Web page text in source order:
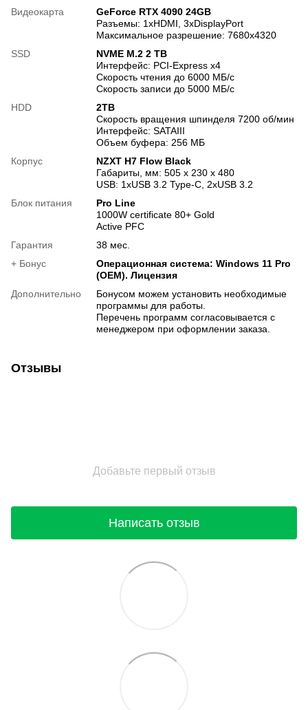
Видеокарта
GeForce RTX 4090 24GB
Разъемы: 1xHDMI, 3хDisplayPort
Максимальное разрешение: 7680х4320
SSD
NVME M.2 2 TB
Интерфейс: PCI-Express x4
Скорость чтения до 6000 МБ/с
Скорость записи до 5000 МБ/с
HDD
2TB
Скорость вращения шпинделя 7200 об/мин
Интерфейс: SATAIII
Объем буфера: 256 МБ
Корпус
NZXT H7 Flow Black
Габариты, мм: 505 x 230 x 480
USB: 1хUSB 3.2 Type-C, 2хUSB 3.2
Блок питания
Pro Line
1000W certificate 80+ Gold
Active PFC
Гарантия
38 мес.
+ Бонус
Операционная система: Windows 11 Pro
(OEM). Лицензия
Дополнительно
Бонусом можем установить необходимые
программы для работы.
Перечень программ согласовывается с
менеджером при оформлении заказа.
Отзывы
Добавьте первый отзыв
Написать отзыв